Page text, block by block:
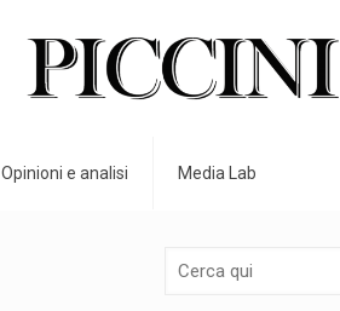
Opinioni e analisi Media Lab